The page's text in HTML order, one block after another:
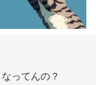
ってんの？